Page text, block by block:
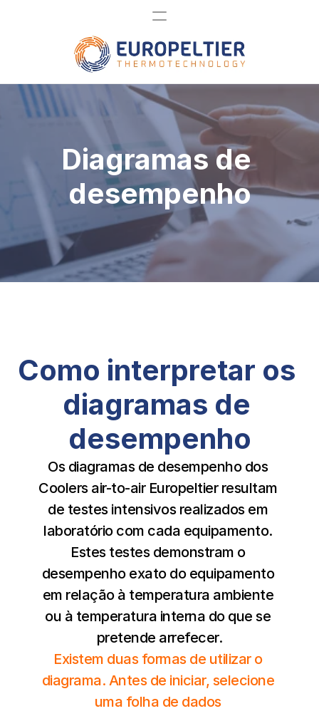
Diagramas de
desempenho
Como interpretar os
diagramas de
desempenho
Os diagramas de desempenho dos
Coolers air-to-air Europeltier resultam
de testes intensivos realizados em
laboratório com cada equipamento.
Estes testes demonstram o
desempenho exato do equipamento
em relação à temperatura ambiente
ou à temperatura interna do que se
pretende arrefecer.
Existem duas formas de utilizar o
diagrama. Antes de iniciar, selecione
uma folha de dados